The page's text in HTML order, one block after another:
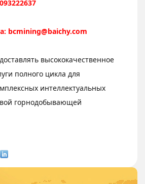
bcmining@baichy.com
высококачественное
полного цикла для
интеллектуальных
горнодобывающей